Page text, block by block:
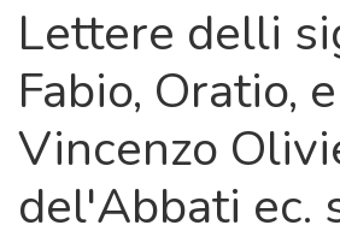
Lettere delli
Fabio, Oratio, e
Vincenzo
del'Abbati ec.